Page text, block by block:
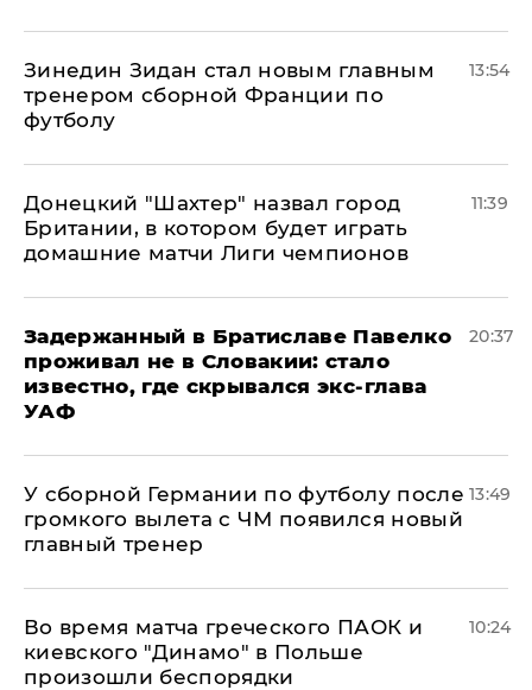
Зинедин Зидан стал новым главным
тренером сборной Франции по
футболу
13:54
Донецкий "Шахтер" назвал город
Британии, в котором будет играть
домашние матчи Лиги чемпионов
11:39
Задержанный в Братиславе Павелко
проживал не в Словакии: стало
известно, где скрывался экс-глава
УАФ
20:37
У сборной Германии по футболу после
громкого вылета с ЧМ появился новый
главный тренер
13:49
Во время матча греческого ПАОК и
киевского "Динамо" в Польше
произошли беспорядки
10:24